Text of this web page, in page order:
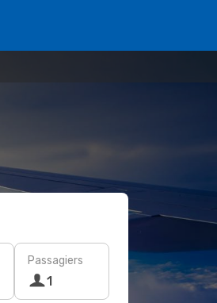
Passagiers
1